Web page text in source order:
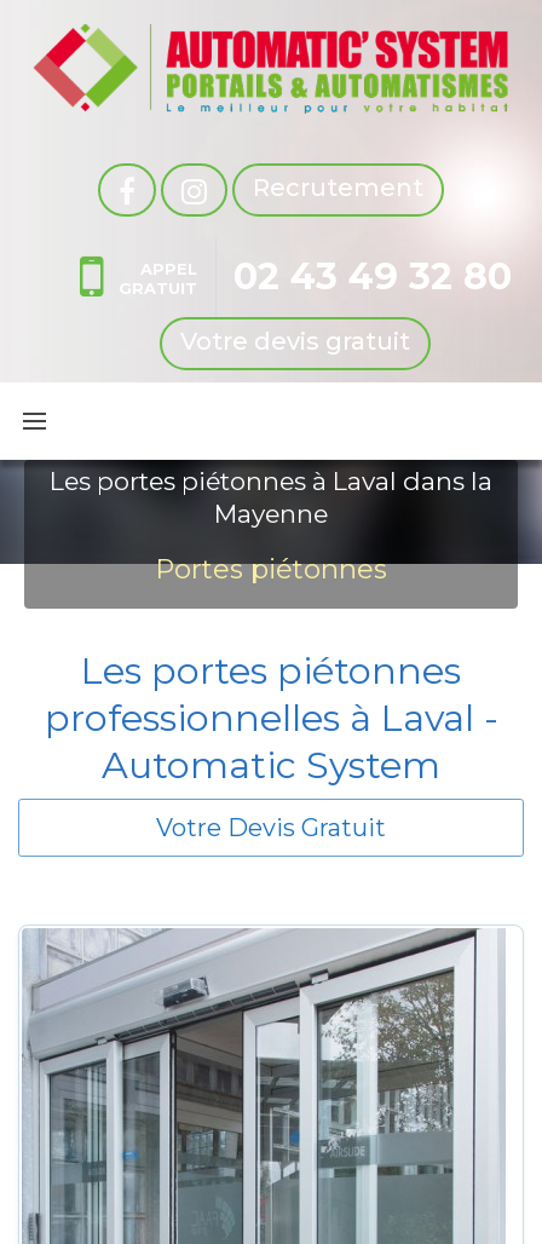
Recrutement
APPEL
GRATUIT
02 43 49 32 80
Votre devis gratuit
Les portes piétonnes à Laval dans la
Mayenne
Portes piétonnes
Les portes piétonnes
professionnelles à Laval -
Automatic System
Votre Devis Gratuit